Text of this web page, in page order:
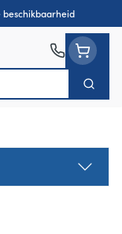
beschikbaarheid
Zoek